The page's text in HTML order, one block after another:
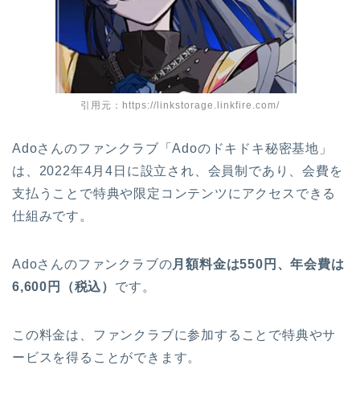
引用元：https://linkstorage.linkfire.com/
Adoさんのファンクラブ「Adoのドキドキ秘密基地」
は、2022年4月4日に設立され、会員制であり、会費を
支払うことで特典や限定コンテンツにアクセスできる
仕組みです。
Adoさんのファンクラブの月額料金は550円、年会費は
6,600円（税込） です。
この料金は、ファンクラブに参加することで特典やサ
ービスを得ることができます。